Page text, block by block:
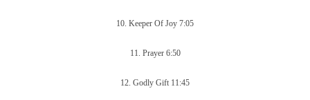
10. Keeper Of Joy 7:05
11. Prayer 6:50
12. Godly Gift 11:45